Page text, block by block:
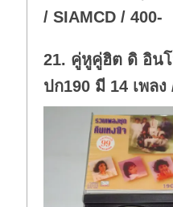
/ SIAMCD / 400-
21. คู่หูคู่ฮิต ดิ อิน
ปก190 มี 14 เพลง